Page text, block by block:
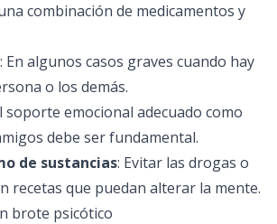
combinación de medicamentos y
: En algunos casos graves cuando hay
o los demás.
soporte emocional adecuado como
debe ser fundamental.
de sustancias: Evitar las drogas o
recetas que puedan alterar la mente.
brote psicótico